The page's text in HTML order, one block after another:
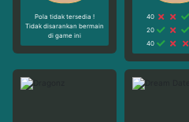
Pola tidak tersedia !
Tidak disarankan bermain
di game ini
40
20
40